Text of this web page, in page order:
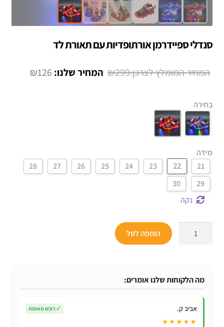
סנדלי ספיידרמן אורתופדיות עם תאורת לד
₪299
המחיר
₪126 המחיר
בחירה
מידה
21
22
23
24
25
26
27
28
29
30
נקה
אורתופדיות
תאורת
הוספה לסל
מה הלקוחות שלנו אומרים:
אביב ק. ✓ רוכש מאומת
★★★★★